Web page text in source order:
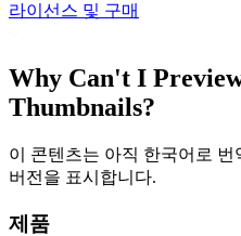
라이선스 및 구매
Why Can't I
Thumbnails?
이 콘텐츠는 아직 한국어로
버전을 표시합니다.
제품